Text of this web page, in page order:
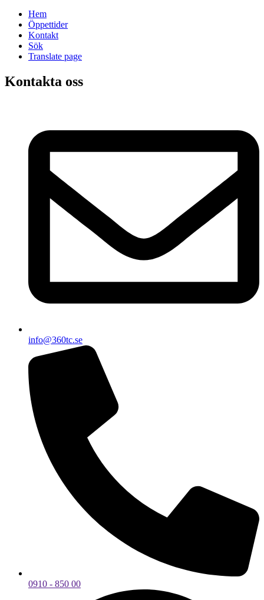
Hem
Öppettider
Kontakt
Sök
Translate page
Kontakta oss
info@360tc.se
0910 - 850 00